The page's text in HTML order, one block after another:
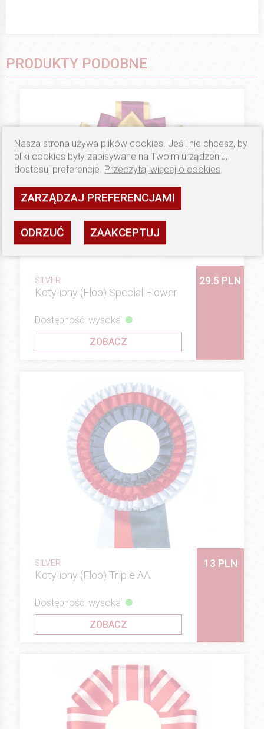
PRODUKTY PODOBNE
SILVER
Kotyliony (Floo) Special Flower
29.5 PLN
Dostępność: wysoka
ZOBACZ
SILVER
Kotyliony (Floo) Triple AA
13 PLN
Dostępność: wysoka
ZOBACZ
Nasza strona używa plików cookies. Jeśli nie chcesz, by
pliki cookies były zapisywane na Twoim urządzeniu,
dostosuj preferencje. Przeczytaj więcej o cookies
ZARZĄDZAJ PREFERENCJAMI
ODRZUĆ ZAAKCEPTUJ